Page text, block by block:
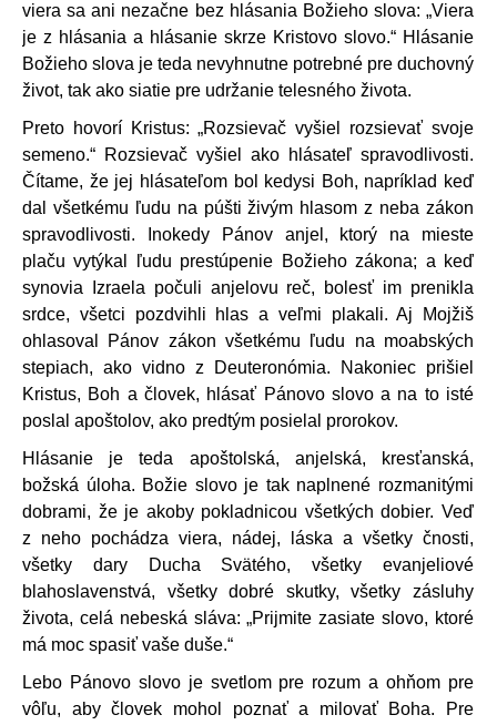
viera sa ani nezačne bez hlásania Božieho slova: „Viera
je z hlásania a hlásanie skrze Kristovo slovo.“ Hlásanie
Božieho slova je teda nevyhnutne potrebné pre duchovný
život, tak ako siatie pre udržanie telesného života.
Preto hovorí Kristus: „Rozsievač vyšiel rozsievať svoje
semeno.“ Rozsievač vyšiel ako hlásateľ spravodlivosti.
Čítame, že jej hlásateľom bol kedysi Boh, napríklad keď
dal všetkému ľudu na púšti živým hlasom z neba zákon
spravodlivosti. Inokedy Pánov anjel, ktorý na mieste
plaču vytýkal ľudu prestúpenie Božieho zákona; a keď
synovia Izraela počuli anjelovu reč, bolesť im prenikla
srdce, všetci pozdvihli hlas a veľmi plakali. Aj Mojžiš
ohlasoval Pánov zákon všetkému ľudu na moabských
stepiach, ako vidno z Deuteronómia. Nakoniec prišiel
Kristus, Boh a človek, hlásať Pánovo slovo a na to isté
poslal apoštolov, ako predtým posielal prorokov.
Hlásanie je teda apoštolská, anjelská, kresťanská,
božská úloha. Božie slovo je tak naplnené rozmanitými
dobrami, že je akoby pokladnicou všetkých dobier. Veď
z neho pochádza viera, nádej, láska a všetky čnosti,
všetky dary Ducha Svätého, všetky evanjeliové
blahoslavenstvá, všetky dobré skutky, všetky zásluhy
života, celá nebeská sláva: „Prijmite zasiate slovo, ktoré
má moc spasiť vaše duše.“
Lebo Pánovo slovo je svetlom pre rozum a ohňom pre
vôľu, aby človek mohol poznať a milovať Boha. Pre